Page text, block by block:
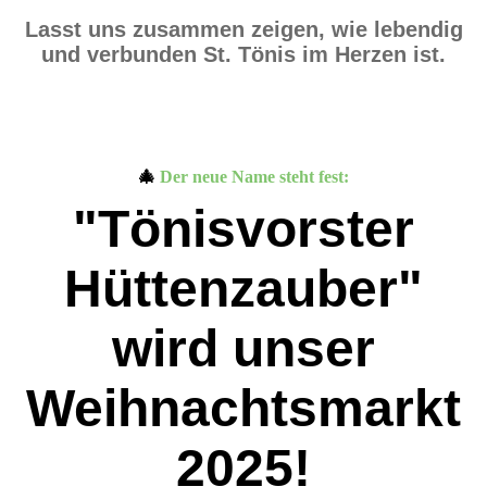
Lasst uns zusammen zeigen, wie lebendig
und verbunden St. Tönis im Herzen ist.
🎄 Der neue Name steht fest:
"Tönisvorster
Hüttenzauber"
wird unser
Weihnachtsmarkt
2025!